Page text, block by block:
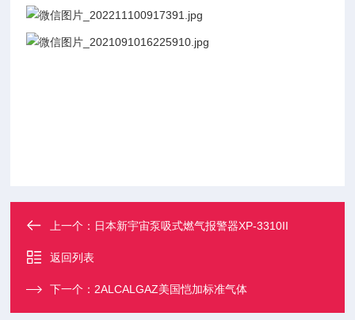
上一个： 日本新宇宙泵吸式燃气报警器XP-3310II
返回列表
下一个： 2ALCALGAZ美国恺加标准气体